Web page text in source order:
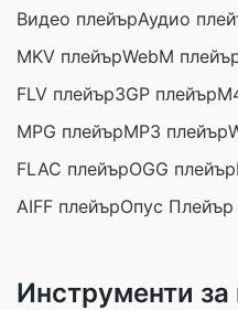
Видео плейърАудио
MKV плейърWebM
FLV плейър3GP плейър
MPG плейърMP3 плейър
FLAC плейърOGG плейър
AIFF плейърОпус Плейър
Инструменти